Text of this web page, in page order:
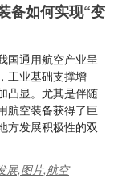
备如何实现“变
国通用航空产业呈
工业基础支撑增
凸显。尤其是伴随
航空装备获得了巨
方发展积极性的双
展,图片,航空